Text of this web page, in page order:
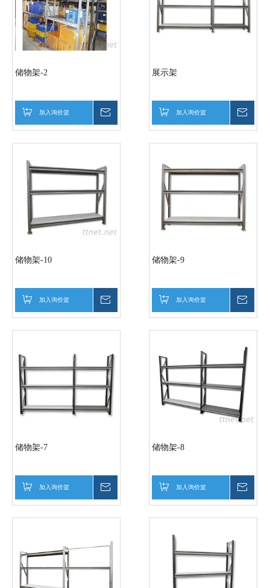
储物架-2
加入询价篮
展示架
加入询价篮
储物架-10
加入询价篮
储物架-9
加入询价篮
储物架-7
加入询价篮
储物架-8
加入询价篮